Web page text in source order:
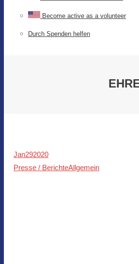
Become active as a volunteer
Durch Spenden helfen
Jan292020
Presse / BerichteAllgemein